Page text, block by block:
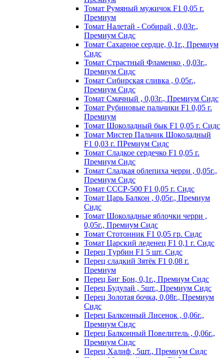
Томат Рyмяный мyжичoк F1 0,05 г.
Пpeмиyм
Томат Налетай - Собирай , 0,03г.,
Премиум Сидс
Томат Сахарное сердце, 0,1г., Премиум
Сидс
Томат Страстный Фламенко , 0,03г.,
Премиум Сидс
Томат Сибирская сливка , 0,05г.,
Премиум Сидс
Томат Смачный , 0,03г., Премиум Сидс
Томат Рyбинoвыe пaльчики F1 0,05 г.
Пpeмиyм
Томат Шоколадный бык F1 0,05 г. Сидс
Томат Мистер Пальчик Шоколадный
F1 0,03 г. ПРемиум Сидс
Томат Сладкое сердечко F1 0,05 г.
Премиум Сидс
Томат Сладкая облепиха черри , 0,05г.,
Премиум Сидс
Томат СССР-500 F1 0,05 г. Сидс
Томат Царь Балкон , 0,05г., Премиум
Сидс
Томат Шоколадные яблочки черри ,
0,05г., Премиум Сидс
Томат Стотонник F1 0,05 гр. Сидс
Томат Царский леденец F1 0,1 г. Сидс
Перец Tурбин F1 5 шт. Сидс
Перец сладкий Зятёк F1 0,08 г.
Премиум
Перец Биг Бон, 0,1г., Премиум Сидс
Перец Будулай , 5шт., Премиум Сидс
Перец Золотая бочка, 0,08г., Премиум
Сидс
Перец Балконный Лисенок , 0,06г.,
Премиум Сидс
Перец Балконный Повелитель , 0,06г.,
Премиум Сидс
Перец Халиф , 5шт., Премиум Сидс